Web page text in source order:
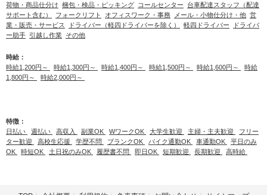
荷物・商品仕分け 梱包・検品・ピッキング コールセンター
台車配達スタッフ（配達
サポート含む）
フォークリフト オフィスワーク・事務 メール・小物仕分け・他 営
業・販売・サービス
ドライバー（軽四ドライバーを除く） 軽四ドライバー
ドライバ
ー助手 引越し作業 その他
時給：
時給1,200円～
時給1,300円～ 時給1,400円～ 時給1,500円～ 時給1,600円～
時給
1,800円～
時給2,000円～
特徴：
日払い
週払い 高収入 副業OK WワークOK 大学生歓迎 主婦・主夫歓迎
フリー
ター歓迎
高校生応援 学歴不問 ブランクOK バイク通勤OK 車通勤OK
平日のみ
OK
時短OK 土日祝のみOK 履歴書不問 即日OK 短期歓迎 長期歓迎 高時給